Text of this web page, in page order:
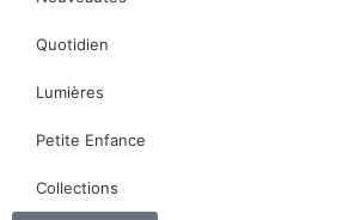
Quotidien
Lumières
Petite Enfance
Collections